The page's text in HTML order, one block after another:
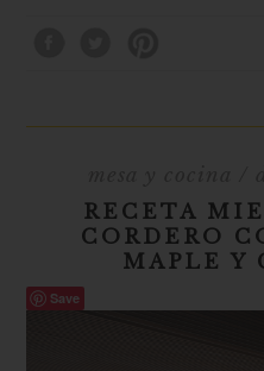
RECETA
CORDERO
MAPLE Y
Save